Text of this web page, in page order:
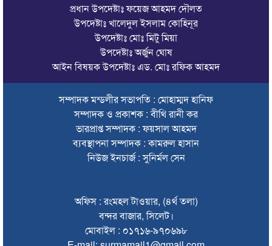
প্রধান উপদেষ্টাঃ ফয়েজ আহমদ দৌলত
উপদেষ্টাঃ খালেদুল ইসলাম কোহিনূর
উপদেষ্টাঃ মোঃ মিটু মিয়া
উপদেষ্টাঃ অর্জুন ঘোষ
আইন বিষয়ক উপদেষ্টাঃ এড. মোঃ রফিক আহমদ
সম্পাদক মন্ডলীর সভাপতি : মোহাম্মদ হানিফ
সম্পাদক ও প্রকাশক : বীথি রানী কর
ভারপ্রাপ্ত সম্পাদক : ফয়সাল আহমদ
ব্যবস্থাপনা সম্পাদক : কামরুল হাসান
নিউজ ইনচার্জ : সুনির্মল সেন
অফিস : রংমহল টাওয়ার, (৪র্থ তলা)
বন্দর বাজার, সিলেট।
মোবাইল : ০১৭১৬-৯৭০৬৯৮